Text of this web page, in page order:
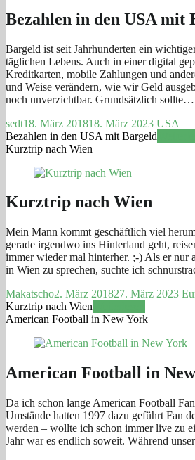
Bezahlen in den USA mit
Bargeld ist seit Jahrhunderten ein
täglichen Lebens. Auch in einer digital
Kreditkarten, mobile Zahlungen und
und Weise verändern, wie wir Geld
noch unverzichtbar. Grundsätzlich sollte…
sedt18. März 201818. März 2023 USA
Bezahlen in den USA mit Bargeld
Kurztrip nach Wien
Kurztrip nach Wien
Mein Mann kommt geschäftlich viel
gerade irgendwo ins Hinterland geht,
immer wieder mal hinterher. ;-) Als er nur
in Wien zu sprechen, suchte ich
Makatscho2. März 201827. März 2023
Kurztrip nach Wien
American Football in New York
American Football in
Da ich schon lange American Football
Umstände hatten 1997 dazu geführt Fan
werden – wollte ich schon immer live zu
Jahr war es endlich soweit. Während